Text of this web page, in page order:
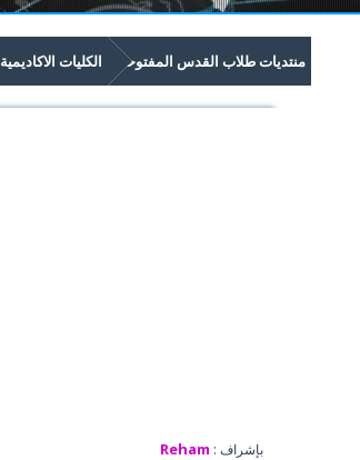
منتديات طلاب القدس المفتوحة الكليات الاكاديمية
2458 تصنيع الخضروات والفواكه
بإشراف : Reham